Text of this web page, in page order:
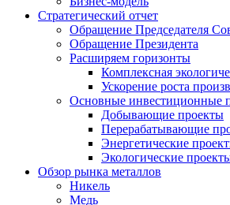
Стратегический отчет
Обращение Председателя
Обращение Президента
Расширяем горизонты
Комплексная
Ускорение роста
Основные инвестиционные
Добывающие проекты
Перерабатывающие
Энергетические
Экологические
Обзор рынка металлов
Никель
Медь